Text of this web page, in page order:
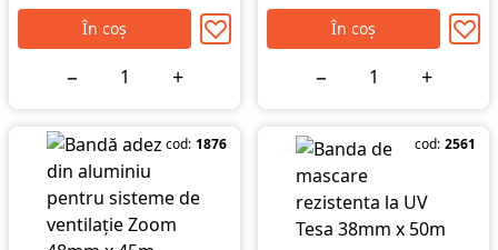
În coș
− +
În coș
− +
cod: 1876 cod: 2561